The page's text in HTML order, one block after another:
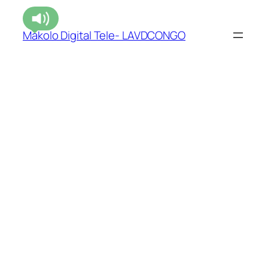
Makolo Digital Tele- LAVDCONGO